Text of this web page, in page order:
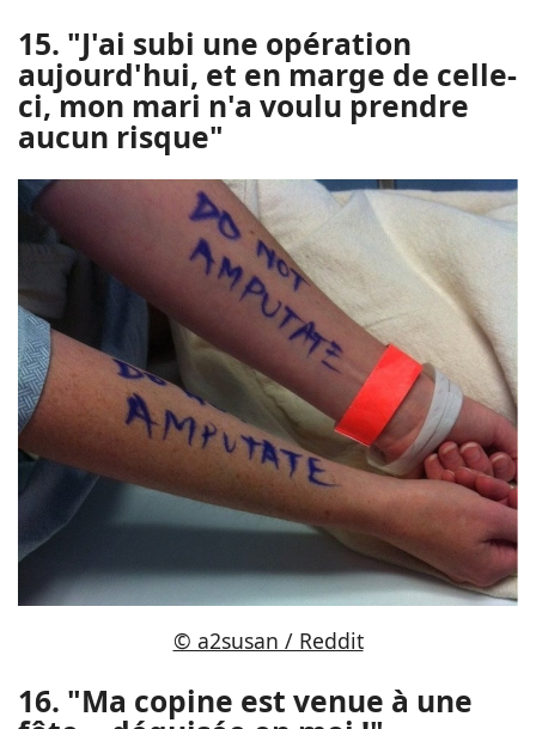
15. "J'ai subi une opération
aujourd'hui, et en marge de celle-
ci, mon mari n'a voulu prendre
aucun risque"
© a2susan / Reddit
16. "Ma copine est venue à une